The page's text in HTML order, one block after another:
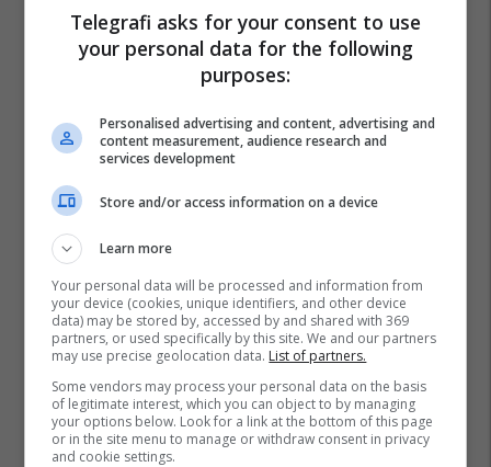
Telegrafi asks for your consent to use
your personal data for the following
purposes:
Personalised advertising and content, advertising and
content measurement, audience research and
services development
Store and/or access information on a device
Learn more
Your personal data will be processed and information from
your device (cookies, unique identifiers, and other device
data) may be stored by, accessed by and shared with 369
partners, or used specifically by this site. We and our partners
may use precise geolocation data. List of partners.
Some vendors may process your personal data on the basis
of legitimate interest, which you can object to by managing
your options below. Look for a link at the bottom of this page
or in the site menu to manage or withdraw consent in privacy
and cookie settings.